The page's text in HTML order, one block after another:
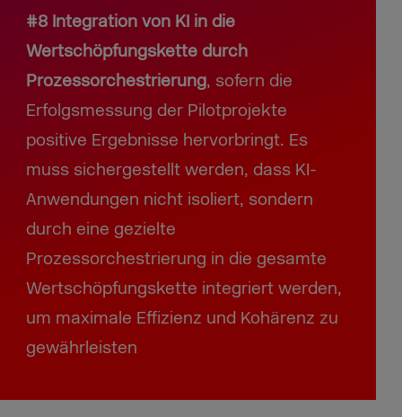
#8 Integration von KI in die
Wertschöpfungskette durch
Prozessorchestrierung, sofern die
Erfolgsmessung der Pilotprojekte
positive Ergebnisse hervorbringt. Es
muss sichergestellt werden, dass KI-
Anwendungen nicht isoliert, sondern
durch eine gezielte
Prozessorchestrierung in die gesamte
Wertschöpfungskette integriert werden,
um maximale Effizienz und Kohärenz zu
gewährleisten